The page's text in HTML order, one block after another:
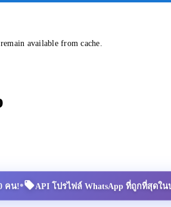
available from cache.
คน!• API โปรไฟล์ WhatsApp ที่ถูกที่สุดใ